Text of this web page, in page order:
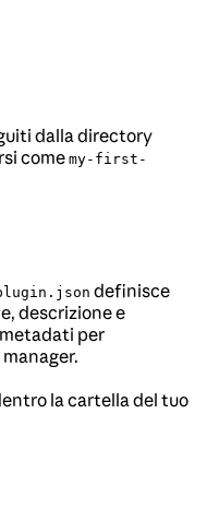
dalla directory
comemy-first-
definisce
descrizione e
per
la cartella del tuo